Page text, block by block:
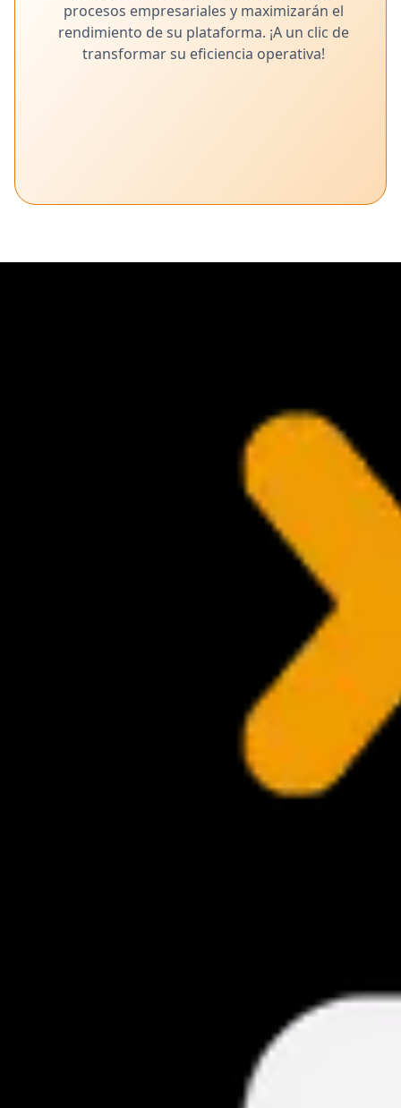
procesos empresariales y maximizarán el
rendimiento de su plataforma. ¡A un clic de
transformar su eficiencia operativa!